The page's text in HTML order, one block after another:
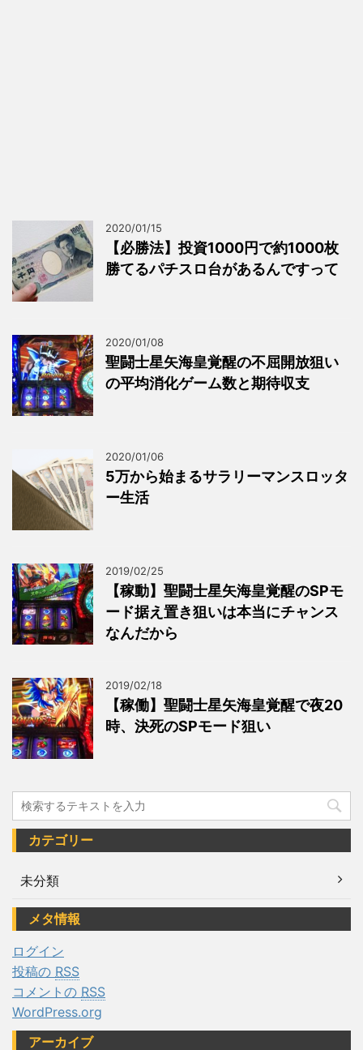
2020/01/15
【必勝法】投資1000円で約1000枚
勝てるパチスロ台があるんですって
2020/01/08
聖闘士星矢海皇覚醒の不屈開放狙い
の平均消化ゲーム数と期待収支
2020/01/06
5万から始まるサラリーマンスロッタ
ー生活
2019/02/25
【稼動】聖闘士星矢海皇覚醒のSPモ
ード据え置き狙いは本当にチャンス
なんだから
2019/02/18
【稼働】聖闘士星矢海皇覚醒で夜20
時、決死のSPモード狙い
カテゴリー
未分類
メタ情報
ログイン
投稿の RSS
コメントの RSS
WordPress.org
アーカイブ